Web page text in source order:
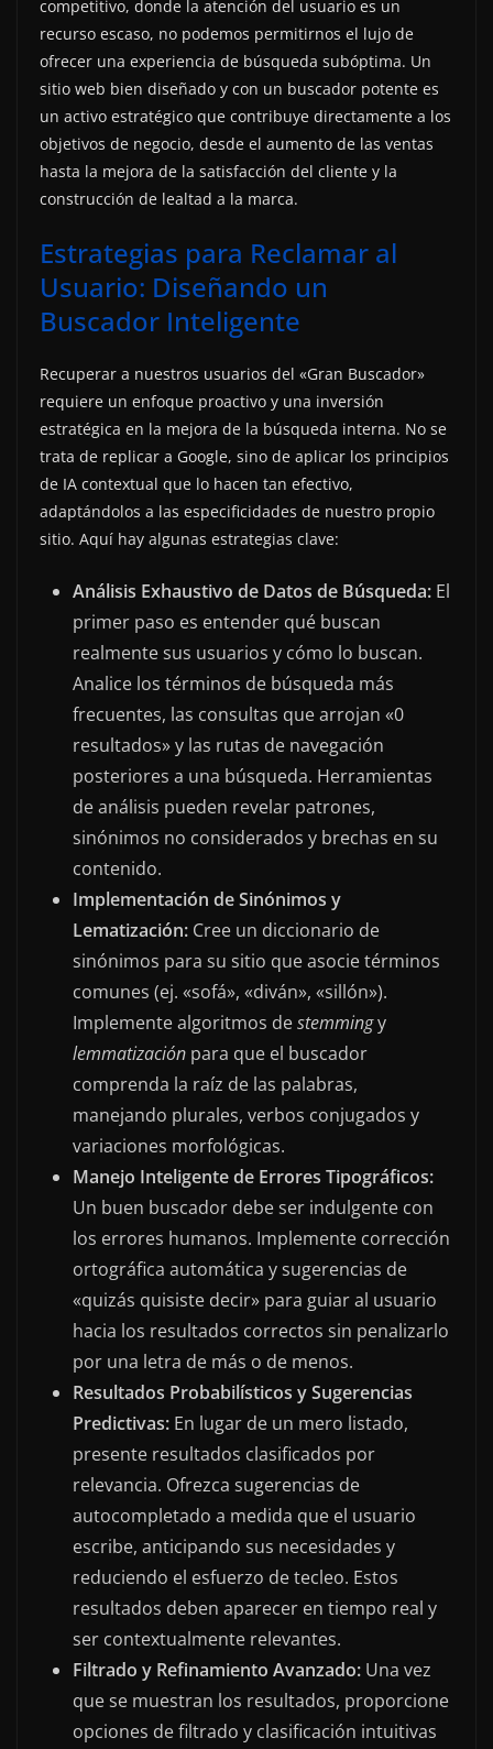
competitivo, donde la atención del usuario es un
recurso escaso, no podemos permitirnos el lujo de
ofrecer una experiencia de búsqueda subóptima. Un
sitio web bien diseñado y con un buscador potente es
un activo estratégico que contribuye directamente a los
objetivos de negocio, desde el aumento de las ventas
hasta la mejora de la satisfacción del cliente y la
construcción de lealtad a la marca.
Estrategias para Reclamar al
Usuario: Diseñando un
Buscador Inteligente
Recuperar a nuestros usuarios del «Gran Buscador»
requiere un enfoque proactivo y una inversión
estratégica en la mejora de la búsqueda interna. No se
trata de replicar a Google, sino de aplicar los principios
de IA contextual que lo hacen tan efectivo,
adaptándolos a las especificidades de nuestro propio
sitio. Aquí hay algunas estrategias clave:
Análisis Exhaustivo de Datos de Búsqueda: El
primer paso es entender qué buscan
realmente sus usuarios y cómo lo buscan.
Analice los términos de búsqueda más
frecuentes, las consultas que arrojan «0
resultados» y las rutas de navegación
posteriores a una búsqueda. Herramientas
de análisis pueden revelar patrones,
sinónimos no considerados y brechas en su
contenido.
Implementación de Sinónimos y
Lematización: Cree un diccionario de
sinónimos para su sitio que asocie términos
comunes (ej. «sofá», «diván», «sillón»).
Implemente algoritmos destemmingy
lemmatización para que el buscador
comprenda la raíz de las palabras,
manejando plurales, verbos conjugados y
variaciones morfológicas.
Manejo Inteligente de Errores Tipográficos:
Un buen buscador debe ser indulgente con
los errores humanos. Implemente corrección
ortográfica automática y sugerencias de
«quizás quisiste decir» para guiar al usuario
hacia los resultados correctos sin penalizarlo
por una letra de más o de menos.
Resultados Probabilísticos y Sugerencias
Predictivas: En lugar de un mero listado,
presente resultados clasificados por
relevancia. Ofrezca sugerencias de
autocompletado a medida que el usuario
escribe, anticipando sus necesidades y
reduciendo el esfuerzo de tecleo. Estos
resultados deben aparecer en tiempo real y
ser contextualmente relevantes.
Filtrado y Refinamiento Avanzado: Una vez
que se muestran los resultados, proporcione
opciones de filtrado y clasificación intuitivas